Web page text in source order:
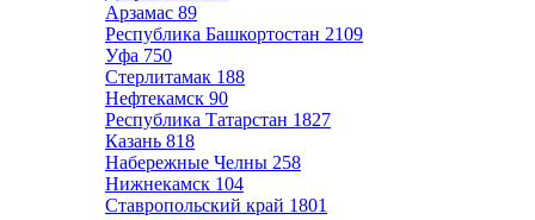
Арзамас 89
Республика Башкортостан 2109
Уфа 750
Стерлитамак 188
Нефтекамск 90
Республика Татарстан 1827
Казань 818
Набережные Челны 258
Нижнекамск 104
Ставропольский край 1801